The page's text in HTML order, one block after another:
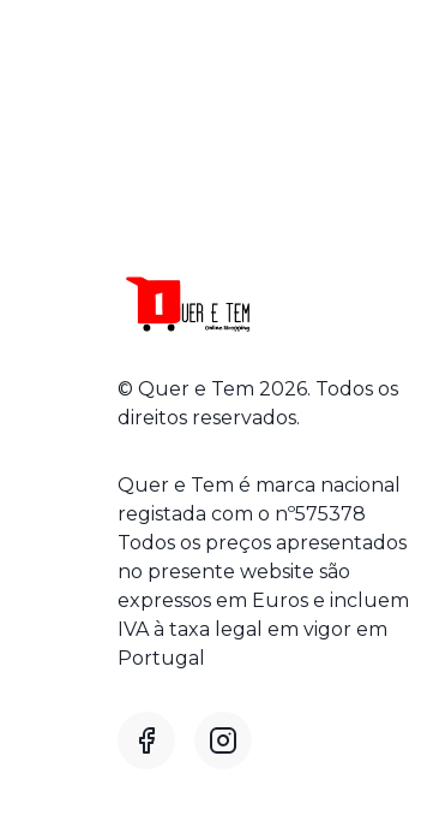
© Quer e Tem 2026. Todos os
direitos reservados.
Quer e Tem é marca nacional
registada com o nº575378
Todos os preços apresentados
no presente website são
expressos em Euros e incluem
IVA à taxa legal em vigor em
Portugal